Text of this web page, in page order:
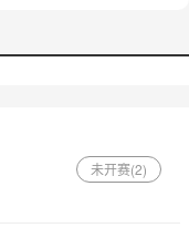
未开赛(2)